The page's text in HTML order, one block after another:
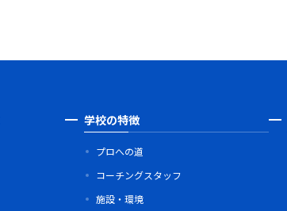
学校の特徴
プロへの道
コーチングスタッフ
施設・環境